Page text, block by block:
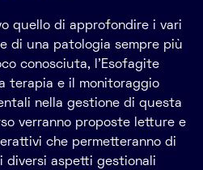
quello di approfondire i vari
di una patologia sempre più
conosciuta, l’Esofagite
terapia e il monitoraggio
nella gestione di questa
verranno proposte letture e
che permetteranno di
diversi aspetti gestionali